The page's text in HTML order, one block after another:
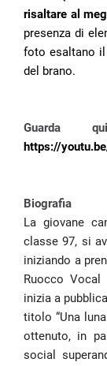
risaltare al
presenza di
foto esaltano
del brano.
Guarda
https://
Biografia
La giovane
classe 97, si
iniziando a
Ruocco
inizia a
titolo “Una
ottenuto, in
social